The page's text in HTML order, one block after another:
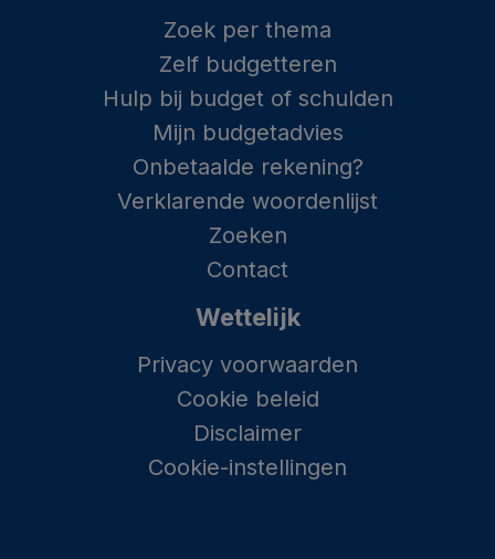
Zoek per thema
Zelf budgetteren
Hulp bij budget of schulden
Mijn budgetadvies
Onbetaalde rekening?
Verklarende woordenlijst
Zoeken
Contact
Wettelijk
Privacy voorwaarden
Cookie beleid
Disclaimer
Cookie-instellingen